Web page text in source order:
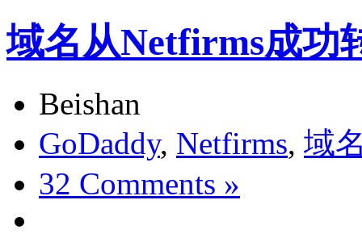
域名从Netfirms成功
Beishan
GoDaddy, Netfirms, 域
32 Comments »